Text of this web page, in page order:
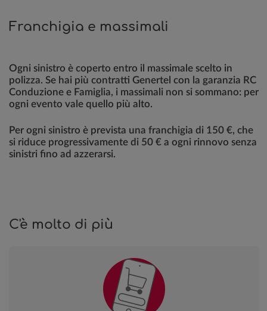
Franchigia e massimali
Ogni sinistro è coperto entro il massimale scelto in
polizza. Se hai più contratti Genertel con la garanzia RC
Conduzione e Famiglia, i massimali non si sommano: per
ogni evento vale quello più alto.
Per ogni sinistro è prevista una franchigia di 150 €, che
si riduce progressivamente di 50 € a ogni rinnovo senza
sinistri fino ad azzerarsi.
C'è molto di più